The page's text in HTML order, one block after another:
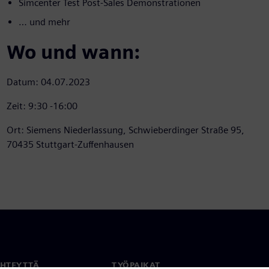
Simcenter Test Post-Sales Demonstrationen
… und mehr
Wo und wann:
Datum: 04.07.2023
Zeit: 9:30 -16:00
Ort: Siemens Niederlassung, Schwieberdinger Straße 95,
70435 Stuttgart-Zuffenhausen
TYÖPAIKAT